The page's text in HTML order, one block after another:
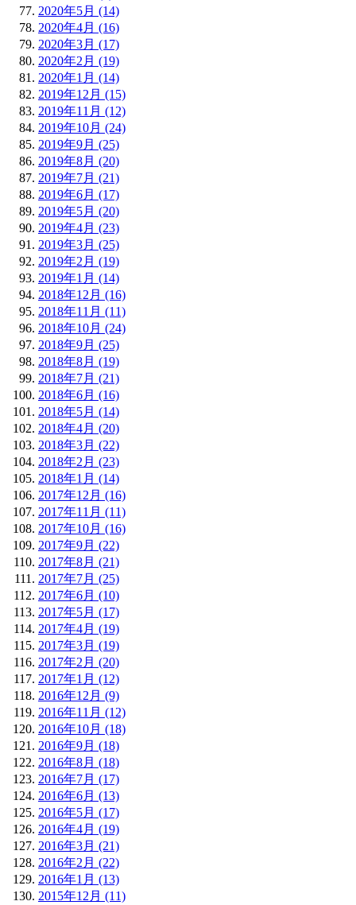
2020年5月 (14)
2020年4月 (16)
2020年3月 (17)
2020年2月 (19)
2020年1月 (14)
2019年12月 (15)
2019年11月 (12)
2019年10月 (24)
2019年9月 (25)
2019年8月 (20)
2019年7月 (21)
2019年6月 (17)
2019年5月 (20)
2019年4月 (23)
2019年3月 (25)
2019年2月 (19)
2019年1月 (14)
2018年12月 (16)
2018年11月 (11)
2018年10月 (24)
2018年9月 (25)
2018年8月 (19)
2018年7月 (21)
2018年6月 (16)
2018年5月 (14)
2018年4月 (20)
2018年3月 (22)
2018年2月 (23)
2018年1月 (14)
2017年12月 (16)
2017年11月 (11)
2017年10月 (16)
2017年9月 (22)
2017年8月 (21)
2017年7月 (25)
2017年6月 (10)
2017年5月 (17)
2017年4月 (19)
2017年3月 (19)
2017年2月 (20)
2017年1月 (12)
2016年12月 (9)
2016年11月 (12)
2016年10月 (18)
2016年9月 (18)
2016年8月 (18)
2016年7月 (17)
2016年6月 (13)
2016年5月 (17)
2016年4月 (19)
2016年3月 (21)
2016年2月 (22)
2016年1月 (13)
2015年12月 (11)